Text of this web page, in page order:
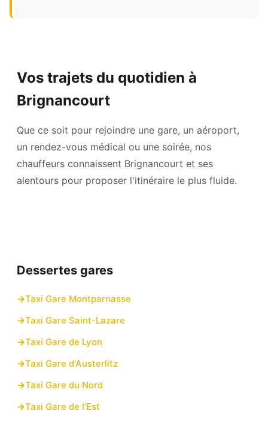
Vos trajets du quotidien à
Brignancourt
Que ce soit pour rejoindre une gare, un aéroport,
un rendez-vous médical ou une soirée, nos
chauffeurs connaissent Brignancourt et ses
alentours pour proposer l'itinéraire le plus fluide.
Dessertes gares
Taxi Gare Montparnasse
Taxi Gare Saint-Lazare
Taxi Gare de Lyon
Taxi Gare d'Austerlitz
Taxi Gare du Nord
Taxi Gare de l'Est